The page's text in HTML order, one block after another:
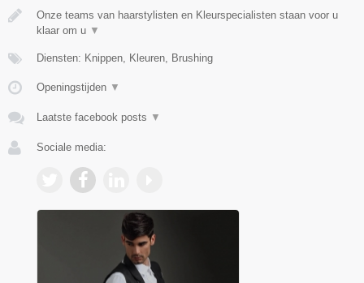
Onze teams van haarstylisten en Kleurspecialisten staan voor u
klaar om u ▼
Diensten: Knippen, Kleuren, Brushing
Openingstijden ▼
Laatste facebook posts ▼
Sociale media: